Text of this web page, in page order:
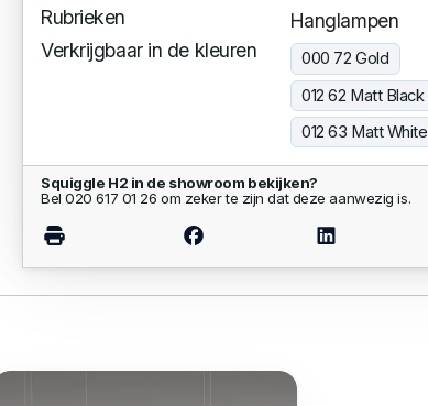
Rubrieken
Hanglampen
Verkrijgbaar in de kleuren
000 72 Gold
012 62 Matt
012 63 Matt White
Squiggle H2 in de showroom bekijken?
Bel 020 617 01 26 om zeker te zijn dat deze aanwezig is.